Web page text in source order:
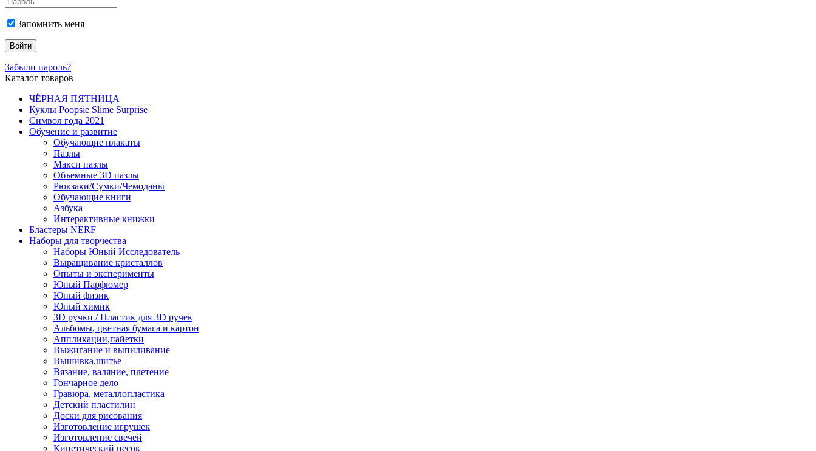
Запомнить меня
Забыли пароль?
Каталог товаров
ЧЁРНАЯ ПЯТНИЦА
Куклы Poopsie Slime Surprise
Символ года 2021
Обучение и развитие
Обучающие плакаты
Пазлы
Макси пазлы
Объемные 3D пазлы
Рюкзаки/Сумки/Чемоданы
Обучающие книги
Азбука
Интерактивные книжки
Бластеры NERF
Наборы для творчества
Наборы Юный Исследователь
Выращивание кристаллов
Опыты и эксперименты
Юный Парфюмер
Юный физик
Юный химик
3D ручки / Пластик для 3D ручек
Альбомы, цветная бумага и картон
Аппликации,пайетки
Выжигание и выпиливание
Вышивка,шитье
Вязание, валяние, плетение
Гончарное дело
Гравюра, металлопластика
Детский пластилин
Доски для рисования
Изготовление игрушек
Изготовление свечей
Кинетический песок